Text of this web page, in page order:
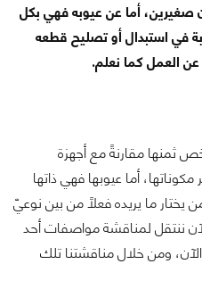
صغيرين، أما عن عيوبه فهي بكل
في استبدال أو تصليح قطعه
عن العمل كما نعلم.
ثمنها مقارنةً مع أجهزة
أما عيوبها فهي ذاتها
يختار ما يريده فعلًا من بين نوعيّ
ننتقل لمناقشة مواصفات أحد
ومن خلال مناقشتنا تلك